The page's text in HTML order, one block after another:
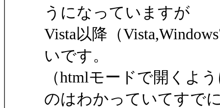
うになっていますが
Vista以降（
いです。
（htmlモードで開くよ
のはわかっていてすで